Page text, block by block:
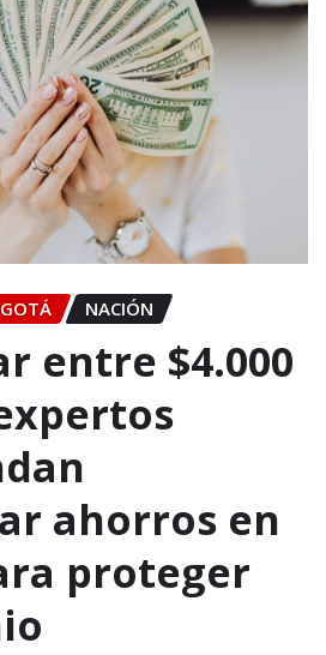
NACIÓN
entre $4.000
ahorros en
proteger